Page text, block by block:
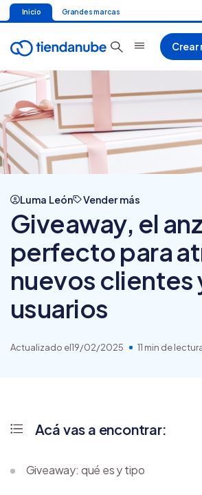
Inicio Grandes marcas
Crear
Luma León Vender más
Giveaway, el
perfecto para
nuevos clientes
usuarios
Actualizado el19/02/2025 11 min de
Acá vas a encontrar:
Giveaway: qué es y tipo